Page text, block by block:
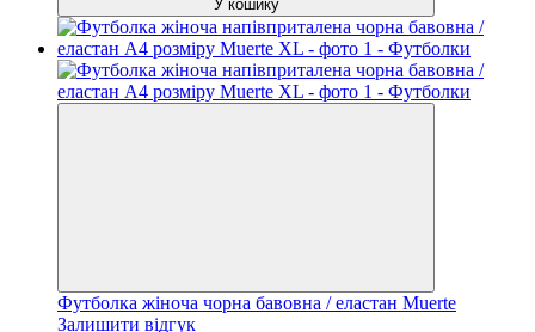
У кошику
Футболка жіноча чорна бавовна / еластан Muerte
Залишити відгук